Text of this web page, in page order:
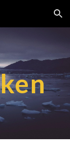
Skip to navigation